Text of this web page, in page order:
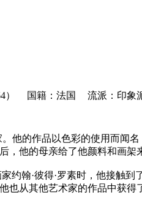
国籍：法国 流派：印象
他的作品以色彩的使用而闻
，他的母亲给了他颜料和画
约翰·彼得·罗素时，他接触
也从其他艺术家的作品中获